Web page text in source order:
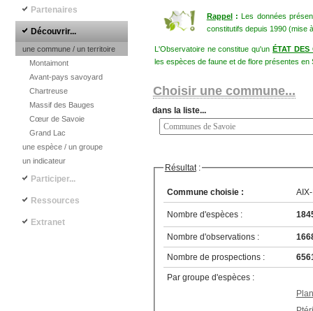
Rappel:Les données
constitutifs depuis 1990 (mise
L'Observatoire ne constitue qu'unÉTAT DES
les espèces de faune et de flore présentes en
Choisir une commune...
dans la liste...
Résultat:
Commune choisie :
Nombre d'espèces :
Nombre d'observations :
Nombre de prospections :
Par groupe d'espèces :
Partenaires
Découvrir...
une commune / un territoire
Montaimont
Avant-pays savoyard
Chartreuse
Massif des Bauges
Cœur de Savoie
Grand Lac
une espèce / un groupe
un indicateur
Participer...
Ressources
Extranet